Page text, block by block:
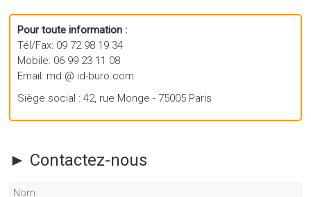
Pour toute information :
Tél/Fax: 09 72 98 19 34
Mobile: 06 99 23 11 08
Email: md @ id-buro.com
Siège social : 42, rue Monge - 75005 Paris
► Contactez-nous